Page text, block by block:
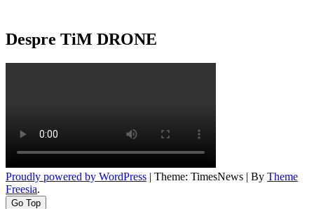
Despre TiM DRONE
Proudly powered by WordPress | Theme: TimesNews | By Theme
Freesia.
Go Top